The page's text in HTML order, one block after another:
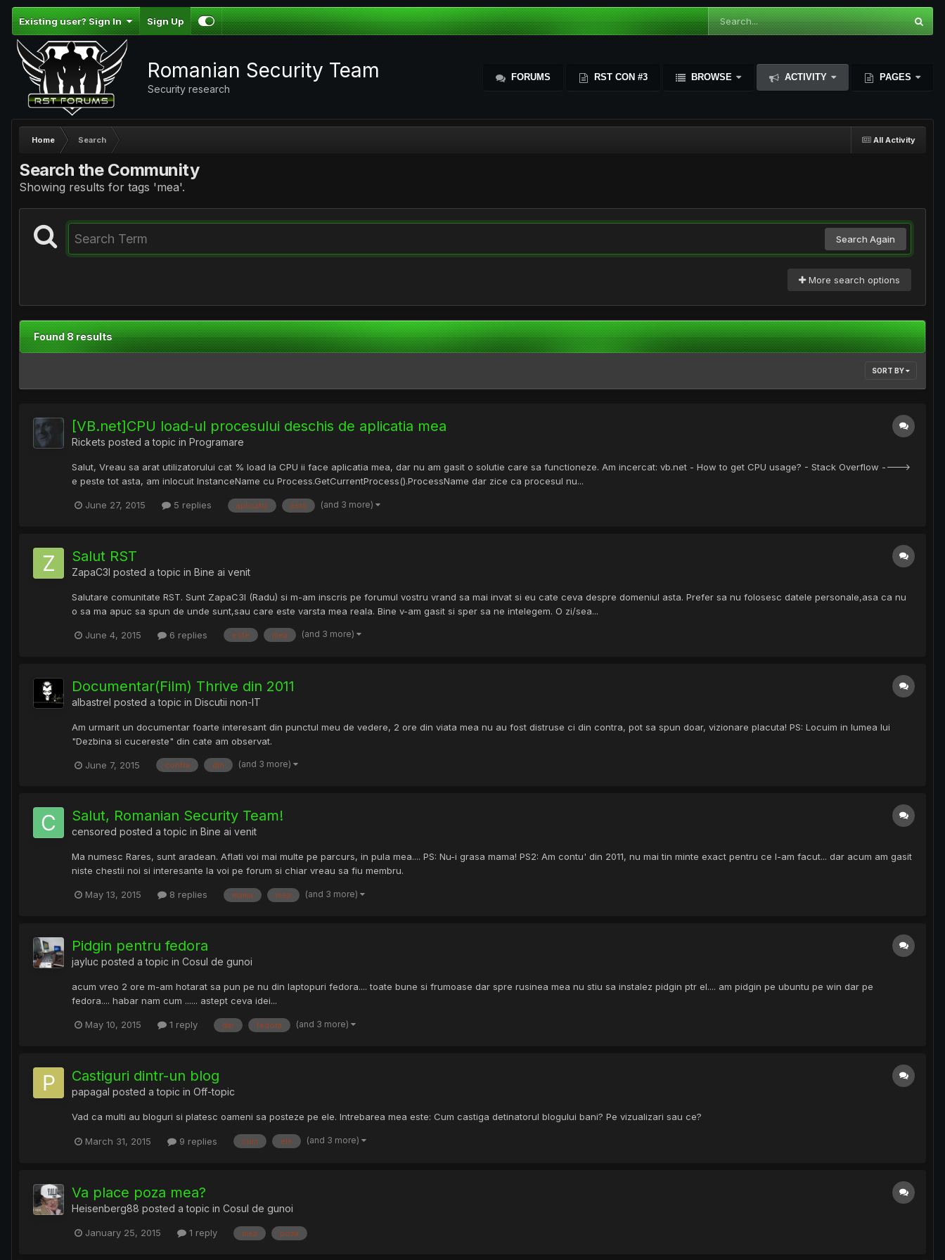
Existing user? Sign In Sign Up
Romanian Security Team
Security research
FORUMS RST CON #3 BROWSE ACTIVITY PAGES
All Activity
Home Search
Search the Community
Showing results for tags 'mea'.
Search Again
More search options
Found 8 results
SORT BY
[VB.net]CPU load-ul procesului deschis de aplicatia mea
Rickets posted a topic in Programare
Salut, Vreau sa arat utilizatorului cat % load la CPU ii face aplicatia mea, dar nu am gasit o solutie care sa functioneze. Am incercat: vb.net - How to get CPU usage? - Stack Overflow ---->
e peste tot asta, am inlocuit InstanceName cu Process.GetCurrentProcess().ProcessName dar zice ca procesul nu...
June 27, 2015 5 replies aplicatia asta (and 3 more)
Salut RST
ZapaC3l posted a topic in Bine ai venit
Salutare comunitate RST. Sunt ZapaC3l (Radu) si m-am inscris pe forumul vostru vrand sa mai invat si eu cate ceva despre domeniul asta. Prefer sa nu folosesc datele personale,asa ca nu
o sa ma apuc sa spun de unde sunt,sau care este varsta mea reala. Bine v-am gasit si sper sa ne intelegem. O zi/sea...
June 4, 2015 6 replies este mea (and 3 more)
Documentar(Film) Thrive din 2011
albastrel posted a topic in Discutii non-IT
Am urmarit un documentar foarte interesant din punctul meu de vedere, 2 ore din viata mea nu au fost distruse ci din contra, pot sa spun doar, vizionare placuta! PS: Locuim in lumea lui
"Dezbina si cucereste" din cate am observat.
June 7, 2015 contra din (and 3 more)
Salut, Romanian Security Team!
censored posted a topic in Bine ai venit
Ma numesc Rares, sunt aradean. Aflati voi mai multe pe parcurs, in pula mea.... PS: Nu-i grasa mama! PS2: Am contu' din 2011, nu mai tin minte exact pentru ce l-am facut... dar acum am gasit
niste chestii noi si interesante la voi pe forum si chiar vreau sa fiu membru.
May 13, 2015 8 replies mama mea (and 3 more)
Pidgin pentru fedora
jayluc posted a topic in Cosul de gunoi
acum vreo 2 ore m-am hotarat sa pun pe nu din laptopuri fedora.... toate bune si frumoase dar spre rusinea mea nu stiu sa instalez pidgin ptr el.... am pidgin pe ubuntu pe win dar pe
fedora.... habar nam cum ...... astept ceva idei...
May 10, 2015 1 reply dar fedora (and 3 more)
Castiguri dintr-un blog
papagal posted a topic in Off-topic
Vad ca multi au bloguri si platesc oameni sa posteze pe ele. Intrebarea mea este: Cum castiga detinatorul blogului bani? Pe vizualizari sau ce?
March 31, 2015 9 replies cum ele (and 3 more)
Va place poza mea?
Heisenberg88 posted a topic in Cosul de gunoi
January 25, 2015 1 reply mea poza